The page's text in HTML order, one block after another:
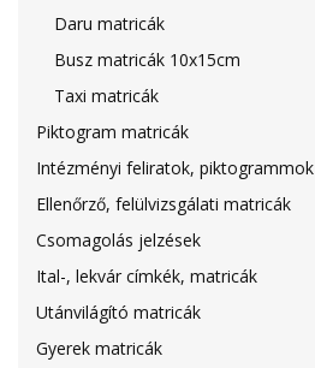
Daru matricák
Busz matricák 10x15cm
Taxi matricák
Piktogram matricák
Intézményi feliratok, piktogrammok
Ellenőrző, felülvizsgálati matricák
Csomagolás jelzések
Ital-, lekvár címkék, matricák
Utánvilágító matricák
Gyerek matricák